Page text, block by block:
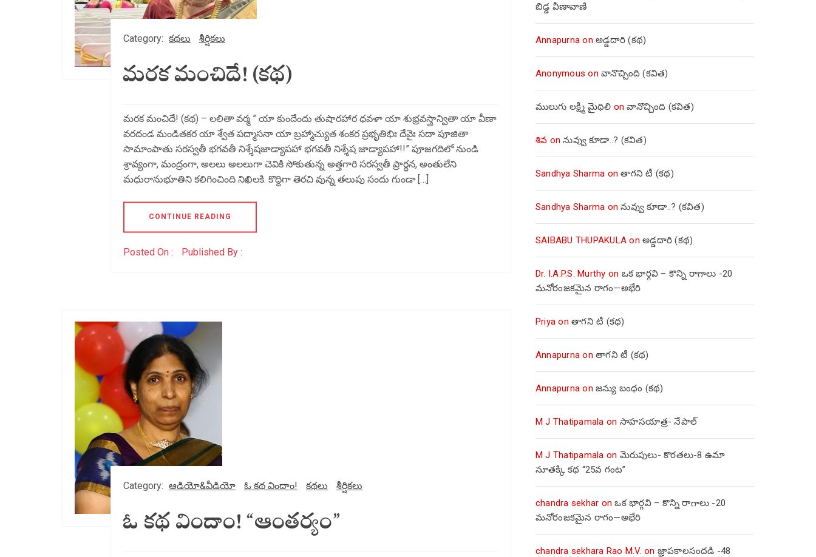
Category: కథలు శీర్షికలు
మరక మంచిదే! (కథ)
మరక మంచిదే! (కథ) – లలితా వర్మ ” యా కుందేందు తుషారహార ధవళా యా శుభ్రవస్త్రాన్వితా యా వీణా
వరదండ మండితకర యా శ్వేత పద్మాసనా యా బ్రహ్మాచ్యుత శంకర ప్రభృతిభిః దేవైః సదా పూజితా
సామాంపాతు సరస్వతీ భగవతీ నిశ్శేషజాడ్యాపహా భగవతీ నిశ్శేష జాడ్యాపహా!!” పూజగదిలో నుండి
శ్రావ్యంగా, మంద్రంగా, అలలు అలలుగా చెవికి సోకుతున్న అత్తగారి సరస్వతీ ప్రార్థన, అంతులేని
మధురానుభూతిని కలిగించింది నిఖిలకి. కొద్దిగా తెరచి వున్న తలుపు సందు గుండా […]
CONTINUE READING
Posted On : Published By :
Category: ఆడియో&వీడియో ఓ కథ విందాం! కథలు శీర్షికలు
ఓ కథ విందాం! “ఆంతర్యం”
బిడ్డ వీణావాణి
Annapurna onఅడ్డదారి (కథ)
Anonymous onవానొచ్చింది (కవిత)
ములుగు లక్ష్మీ మైథిలి onవానొచ్చింది (కవిత)
శివ onనువ్వు కూడా..? (కవిత)
Sandhya Sharma onతాగని టీ (కథ)
Sandhya Sharma onనువ్వు కూడా..? (కవిత)
SAIBABU THUPAKULA onఅడ్డదారి (కథ)
Dr. I.A.P.S. Murthy on ఒక భార్గవి – కొన్ని రాగాలు -20
మనోరంజకమైన రాగం—అభేరి
Priya onతాగని టీ (కథ)
Annapurna onతాగని టీ (కథ)
Annapurna onజన్యు బంధం (కథ)
M J Thatipamala on సాహసయాత్ర- నేపాల్‌
M J Thatipamala on మెరుపులు- కొరతలు-8 ఉమా
నూతక్కి కథ “25వ గంట”
chandra sekhar onఒక భార్గవి – కొన్ని రాగాలు -20
మనోరంజకమైన రాగం—అభేరి
chandra sekhara Rao M.V. on జ్ఞాపకాలసందడి -48